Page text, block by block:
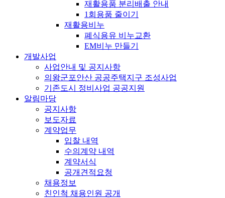
재활용품 분리배출 안내
1회용품 줄이기
재활용비누
폐식용유 비누교환
EM비누 만들기
개발사업
사업안내 및 공지사항
의왕군포안산 공공주택지구 조성사업
기존도시 정비사업 공공지원
알림마당
공지사항
보도자료
계약업무
입찰 내역
수의계약 내역
계약서식
공개견적요청
채용정보
친인척 채용인원 공개